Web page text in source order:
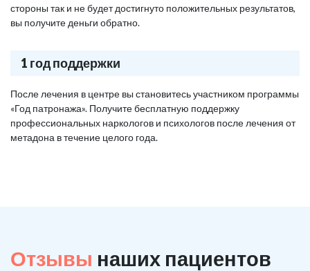
стороны так и не будет достигнуто положительных результатов,
вы получите деньги обратно.
1 год поддержки
После лечения в центре вы становитесь участником программы
«Год патронажа». Получите бесплатную поддержку
профессиональных наркологов и психологов после лечения от
метадона в течение целого года.
Отзывы наших пациентов